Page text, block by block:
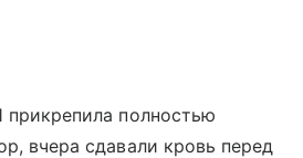
прикрепила полностью
вчера сдавали кровь перед